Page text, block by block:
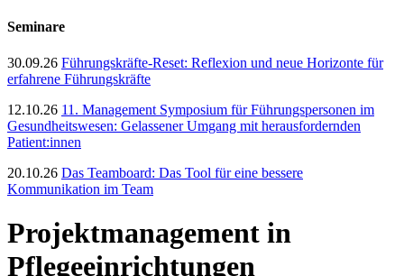
Seminare
30.09.26 Führungskräfte-Reset: Reflexion und neue Horizonte für
erfahrene Führungskräfte
12.10.26 11. Management Symposium für Führungspersonen im
Gesundheitswesen: Gelassener Umgang mit herausfordernden
Patient:innen
20.10.26 Das Teamboard: Das Tool für eine bessere
Kommunikation im Team
Projektmanagement in
Pflegeeinrichtungen